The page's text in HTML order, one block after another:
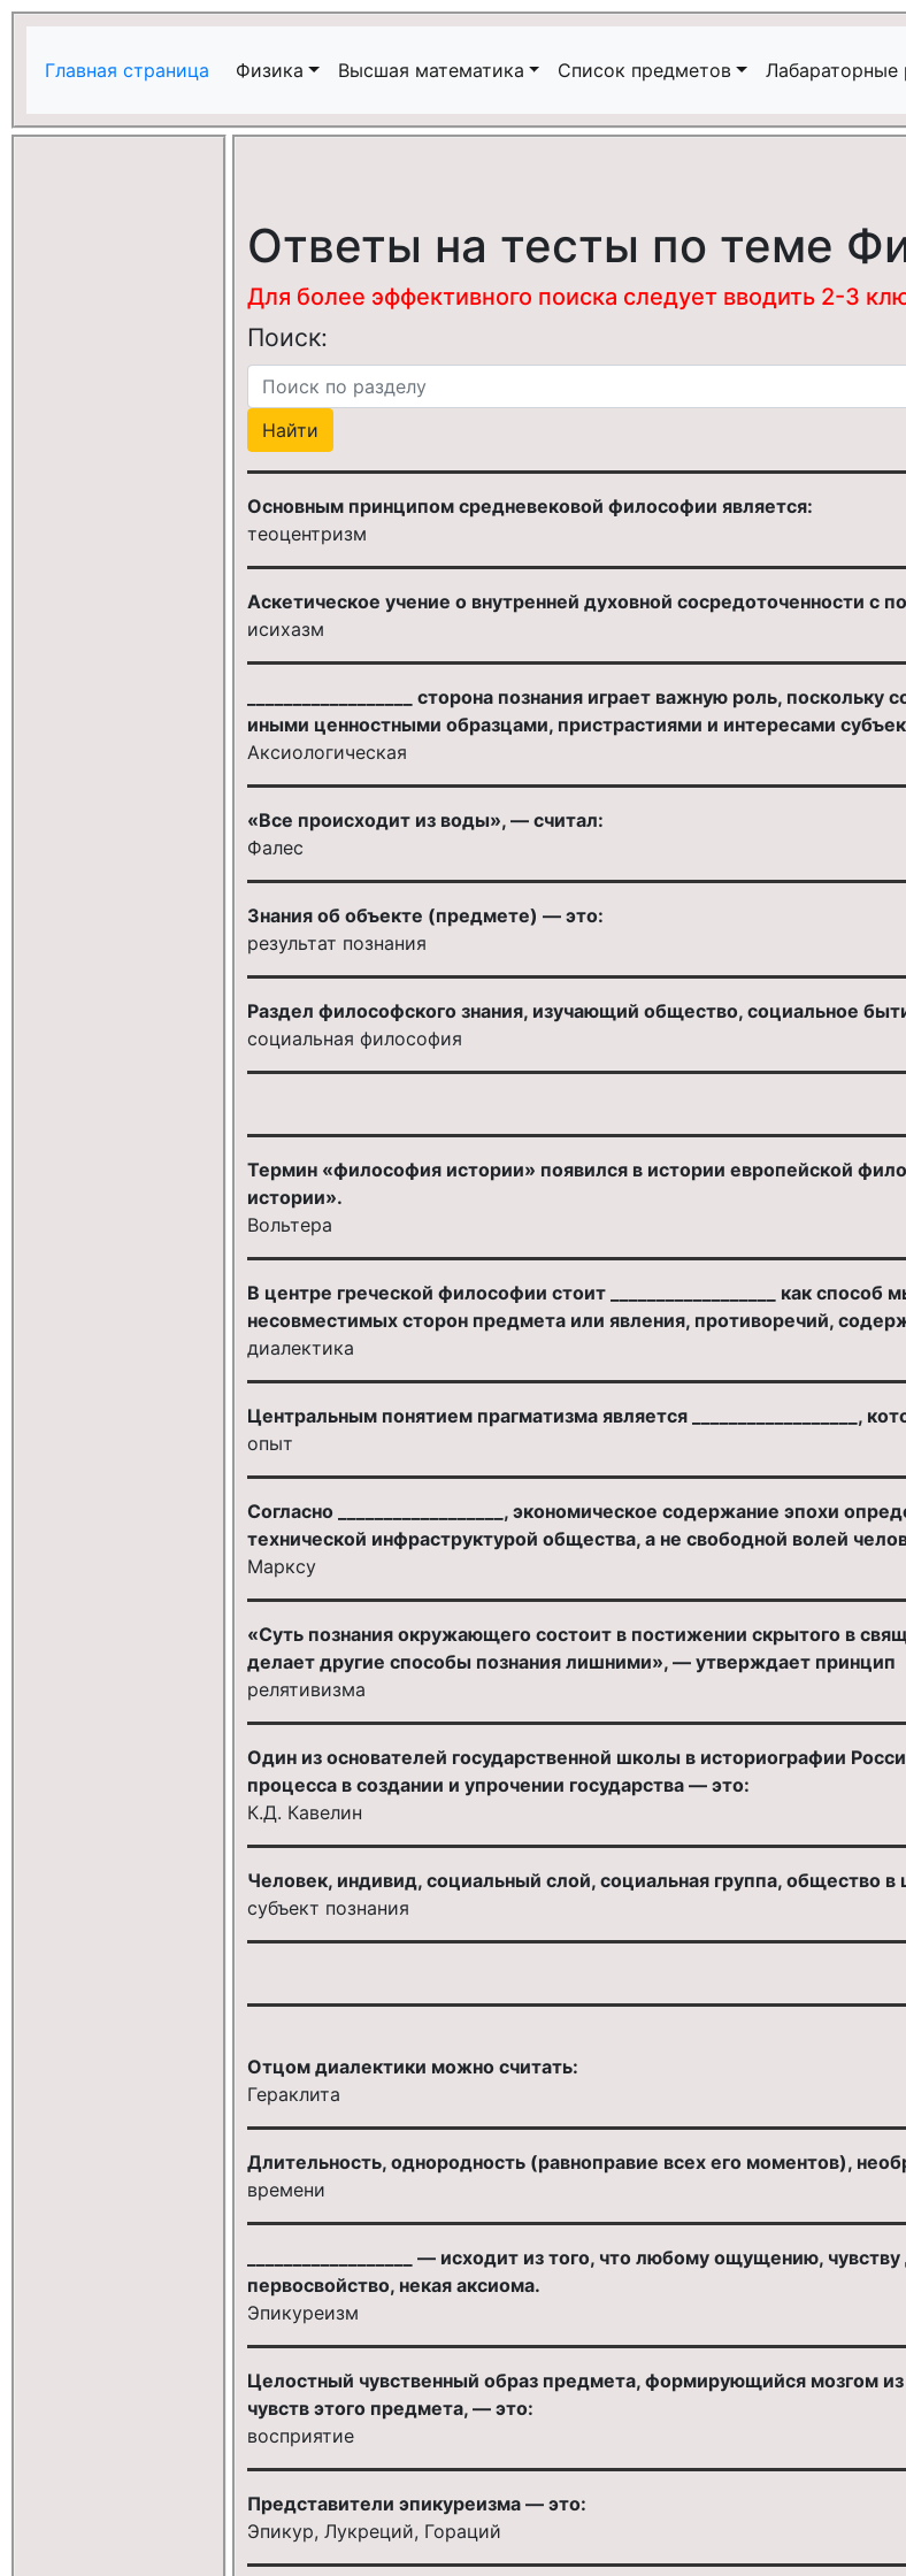
Главная страница Физика Высшая математика Список предметов Лабараторные
Ответы на тесты по теме
Для более эффективного поиска следует вводить 2-3
Поиск:
Основным принципом средневековой философии является:
теоцентризм
Аскетическое учение о внутренней духовной сосредоточенности
исихазм
__________________ сторона познания играет важную роль,
иными ценностными образцами, пристрастиями и интересами
Аксиологическая
«Все происходит из воды», — считал:
Фалес
Знания об объекте (предмете) — это:
результат познания
Раздел философского знания, изучающий общество, социальное
социальная философия
Термин «философия истории» появился в истории европейской
истории».
Вольтера
В центре греческой философии стоит __________________ как
несовместимых сторон предмета или явления, противоречий,
диалектика
Центральным понятием прагматизма является __________________,
опыт
Согласно __________________, экономическое содержание эпохи
технической инфраструктурой общества, а не свободной волей
Марксу
«Суть познания окружающего состоит в постижении скрытого в
делает другие способы познания лишними», — утверждает принцип
релятивизма
Один из основателей государственной школы в историографии
процесса в создании и упрочении государства — это:
К.Д. Кавелин
Человек, индивид, социальный слой, социальная группа, общество
субъект познания
Отцом диалектики можно считать:
Гераклита
Длительность, однородность (равноправие всех его моментов),
времени
__________________ — исходит из того, что любому ощущению,
первосвойство, некая аксиома.
Эпикуреизм
Целостный чувственный образ предмета, формирующийся мозгом
чувств этого предмета, — это:
восприятие
Представители эпикуреизма — это:
Эпикур, Лукреций, Гораций